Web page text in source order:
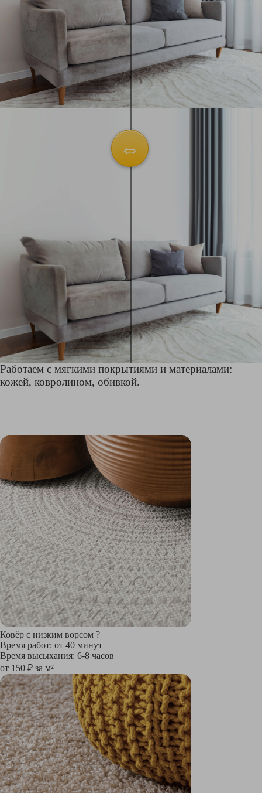
Работаем с мягкими покрытиями и материалами:
кожей, ковролином, обивкой.
Ковёр с низким ворсом ?
Время работ: от 40 минут
Время высыхания: 6-8 часов
от 150 ₽ за м²